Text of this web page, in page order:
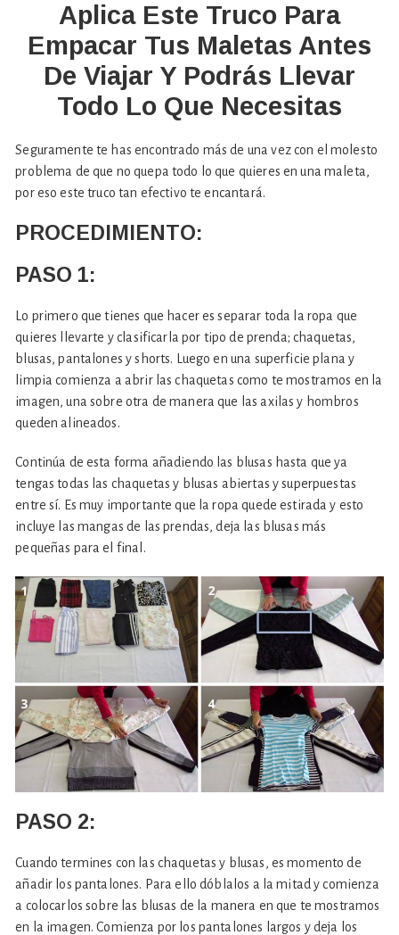
Aplica Este Truco Para
Empacar Tus Maletas Antes
De Viajar Y Podrás Llevar
Todo Lo Que Necesitas
Seguramente te has encontrado más de una vez con el molesto
problema de que no quepa todo lo que quieres en una maleta,
por eso este truco tan efectivo te encantará.
PROCEDIMIENTO:
PASO 1:
Lo primero que tienes que hacer es separar toda la ropa que
quieres llevarte y clasificarla por tipo de prenda; chaquetas,
blusas, pantalones y shorts. Luego en una superficie plana y
limpia comienza a abrir las chaquetas como te mostramos en la
imagen, una sobre otra de manera que las axilas y hombros
queden alineados.
Continúa de esta forma añadiendo las blusas hasta que ya
tengas todas las chaquetas y blusas abiertas y superpuestas
entre sí. Es muy importante que la ropa quede estirada y esto
incluye las mangas de las prendas, deja las blusas más
pequeñas para el final.
PASO 2:
Cuando termines con las chaquetas y blusas, es momento de
añadir los pantalones. Para ello dóblalos a la mitad y comienza
a colocarlos sobre las blusas de la manera en que te mostramos
en la imagen. Comienza por los pantalones largos y deja los